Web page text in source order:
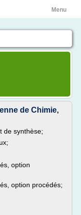
Menu
de Chimie,
de synthèse;
option
option procédés;